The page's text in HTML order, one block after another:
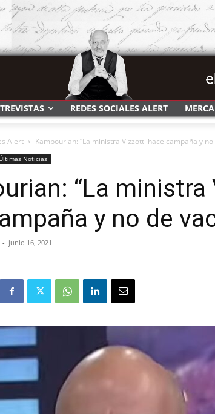
REDES SOCIALES ALERT
Alert Kambourian: “La ministra Vizzotti hace campaña y no
Últimas Noticias
“La
y no de
- junio 16, 2021